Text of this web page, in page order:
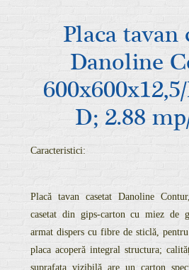
Placa tavan
Danoline
D; 2.88
Caracteristici:
Placă tavan casetat Danoline
casetat din gips-carton cu miez de
armat dispers cu fibre de sticlă,
placa acoperă integral structura;
suprafaţa vizibilă are un carton